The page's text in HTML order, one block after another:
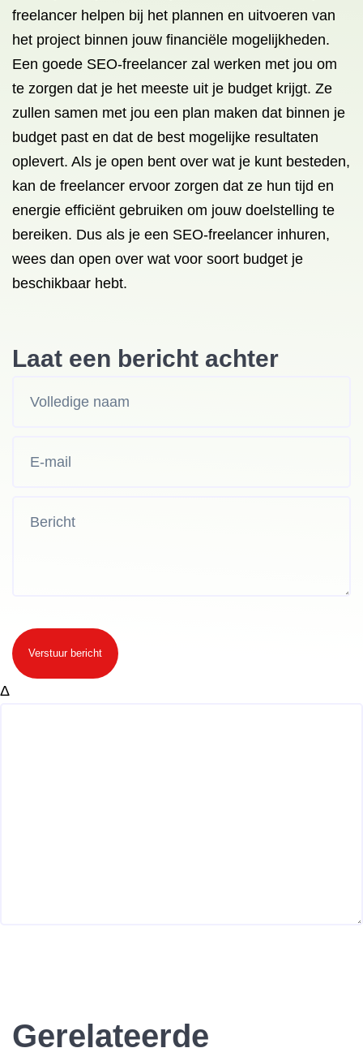
freelancer helpen bij het plannen en uitvoeren van
het project binnen jouw financiële mogelijkheden.
Een goede SEO-freelancer zal werken met jou om
te zorgen dat je het meeste uit je budget krijgt. Ze
zullen samen met jou een plan maken dat binnen je
budget past en dat de best mogelijke resultaten
oplevert. Als je open bent over wat je kunt besteden,
kan de freelancer ervoor zorgen dat ze hun tijd en
energie efficiënt gebruiken om jouw doelstelling te
bereiken. Dus als je een SEO-freelancer inhuren,
wees dan open over wat voor soort budget je
beschikbaar hebt.
Laat een bericht achter
Verstuur bericht
Δ
Gerelateerde